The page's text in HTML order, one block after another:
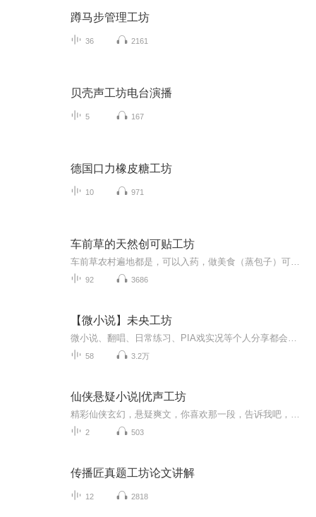
蹲马步管理工坊
36 2161
贝壳声工坊电台演播
5 167
德国口力橡皮糖工坊
10 971
车前草的天然创可贴工坊
92 3686
【微小说】未央工坊
58 3.2万
仙侠悬疑小说|优声工坊
2 503
传播匠真题工坊论文讲解
12 2818